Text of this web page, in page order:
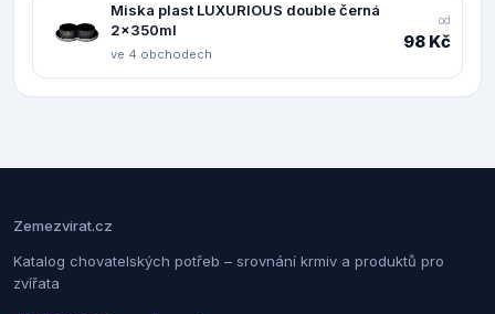
Miska plast LUXURIOUS double černá
2x350ml
ve 4 obchodech
od
98 Kč
Zemezvirat.cz
Katalog chovatelských potřeb – srovnání krmiv a produktů pro
zvířata